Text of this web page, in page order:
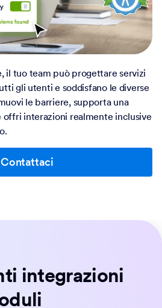
il tuo team può progettare servizi
gli utenti e soddisfano le diverse
le barriere, supporta una
interazioni realmente inclusive
Contattaci